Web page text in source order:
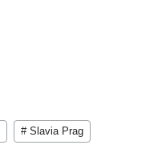
# Slavia Prag